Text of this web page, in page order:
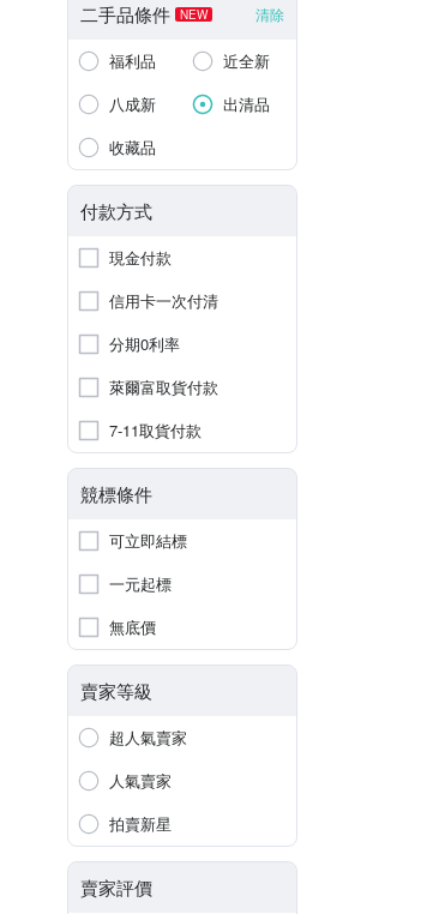
二手品條件 NEW 清除
福利品
近全新
八成新
出清品
收藏品
付款方式
現金付款
信用卡一次付清
分期0利率
萊爾富取貨付款
7-11取貨付款
競標條件
可立即結標
一元起標
無底價
賣家等級
超人氣賣家
人氣賣家
拍賣新星
賣家評價